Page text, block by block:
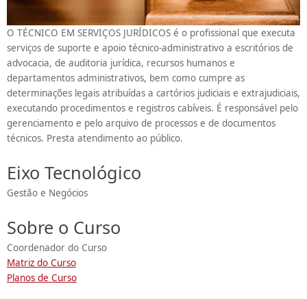
O TÉCNICO EM SERVIÇOS JURÍDICOS é o profissional que executa
serviços de suporte e apoio técnico-administrativo a escritórios de
advocacia, de auditoria jurídica, recursos humanos e
departamentos administrativos, bem como cumpre as
determinações legais atribuídas a cartórios judiciais e extrajudiciais,
executando procedimentos e registros cabíveis. É responsável pelo
gerenciamento e pelo arquivo de processos e de documentos
técnicos. Presta atendimento ao público.
Eixo Tecnológico
Gestão e Negócios
Sobre o Curso
Coordenador do Curso
Matriz do Curso
Planos de Curso